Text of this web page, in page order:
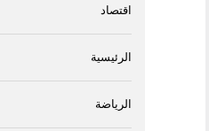
اقتصاد
الرئيسية
الرياضة